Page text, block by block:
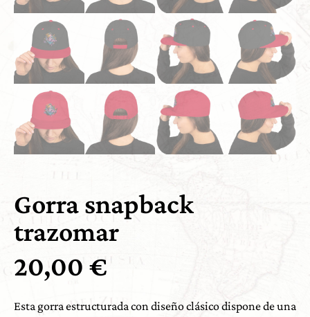
Gorra snapback
trazomar
20,00 €
Esta gorra estructurada con diseño clásico dispone de una